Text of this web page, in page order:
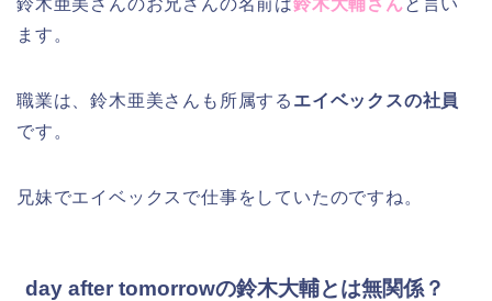
鈴木亜美さんのお兄さんの名前は鈴木大輔さんと言い
ます。
職業は、鈴木亜美さんも所属する エイベックスの社員
です。
兄妹でエイベックスで仕事をしていたのですね。
day after tomorrowの鈴木大輔とは無関係？